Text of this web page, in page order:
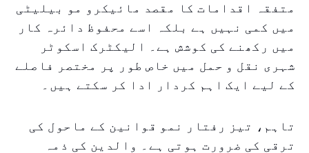
متفقہ اقدامات کا مقصد مائیکرو مو بیلیٹی
میں کمی نہیں ہے بلکہ اسے محفوظ دائرہ کار
میں رکھنے کی کوشش ہے۔ الیکٹرک اسکوٹر
شہری نقل و حمل میں خاص طور پر مختصر فاصلے
کے لیے ایک اہم کردار ادا کر سکتے ہیں۔
تاہم، تیز رفتار نمو قوانین کے ماحول کی
ترقی کی ضرورت ہوتی ہے۔ والدین کی ذمہ